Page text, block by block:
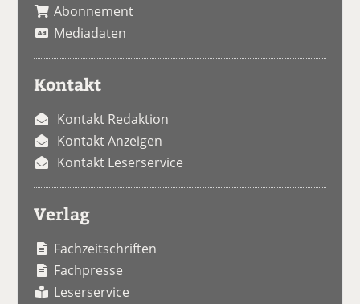
Abonnement
Mediadaten
Kontakt
Kontakt Redaktion
Kontakt Anzeigen
Kontakt Leserservice
Verlag
Fachzeitschriften
Fachpresse
Leserservice